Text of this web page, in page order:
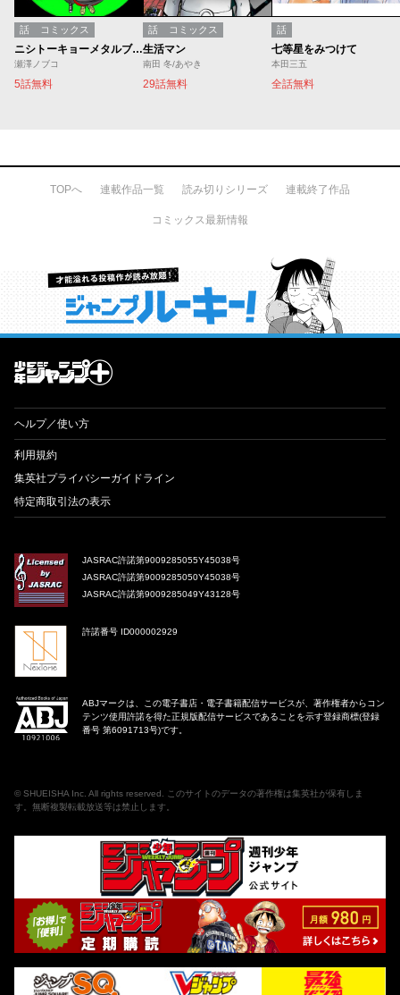
話 コミックス
ニシトーキョーメタルブラザーズ
瀬澤ノブコ
5話無料
話 コミックス
生活マン
南田 冬/あやき
29話無料
話
七等星をみつけて
本田三五
全話無料
TOPへ 連載作品一覧 読み切りシリーズ 連載終了作品
コミックス最新情報
才能溢れる投稿作が読み放題！ ジャンプルーキー！
ヘルプ／使い方
利用規約
集英社プライバシーガイドライン
特定商取引法の表示
JASRAC許諾第9009285055Y45038号
JASRAC許諾第9009285050Y45038号
JASRAC許諾第9009285049Y43128号
許諾番号 ID000002929
ABJマークは、この電子書店・電子書籍配信サービスが、著作権者からコン
テンツ使用許諾を得た正規版配信サービスであることを示す登録商標(登録
番号 第6091713号)です。
© SHUEISHA Inc. All rights reserved. このサイトのデータの著作権は集英社が保有しま
す。無断複製転載放送等は禁止します。